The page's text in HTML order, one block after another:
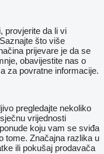
provjerite da li vi
što više
prijevare je da se
obavijestite nas o
za povratne informacije.
pregledajte nekoliko
vrijednosti
koju vam se sviđa
tome. Značajna razlika u
ili pokušaj prodavača